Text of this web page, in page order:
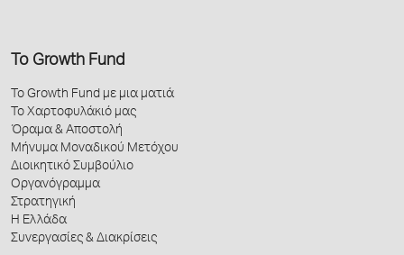
Το Growth Fund
Το Growth Fund με μια ματιά
Το Χαρτοφυλάκιό μας
Όραμα & Αποστολή
Μήνυμα Μοναδικού Μετόχου
Διοικητικό Συμβούλιο
Οργανόγραμμα
Στρατηγική
Η Ελλάδα
Συνεργασίες & Διακρίσεις